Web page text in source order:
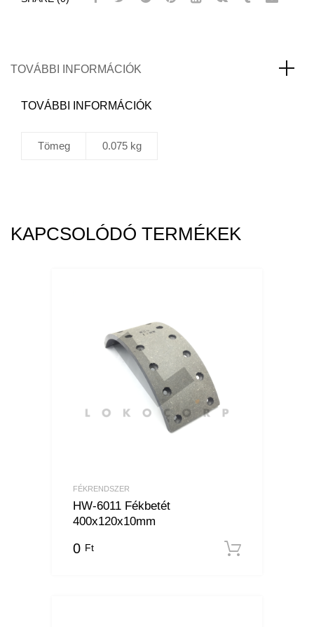
Ø45mm
TOVÁBBI INFORMÁCIÓK
TOVÁBBI INFORMÁCIÓK
Tömeg 0.075 kg
KAPCSOLÓDÓ TERMÉKEK
FÉKRENDSZER
HW-6011 Fékbetét
400x120x10mm
0 Ft